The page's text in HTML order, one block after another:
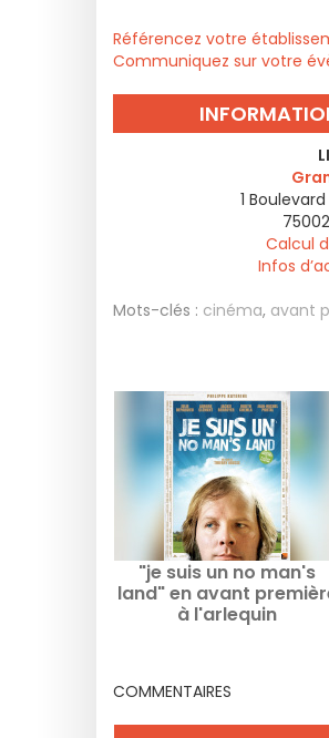
Référencez votre
Communiquez sur votre
1
75002
Calcul
Infos
Mots-clés : cinéma, avant
"je suis un no man's
land" en avant
à l'arlequin
COMMENTAIRES